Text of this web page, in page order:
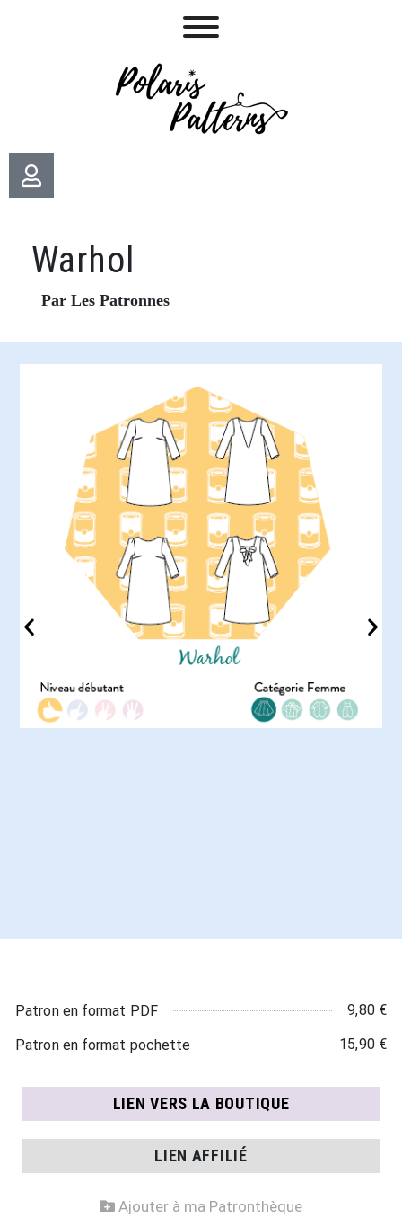
Warhol
Par Les Patronnes
Patron en format PDF 9,80 €
Patron en format pochette 15,90 €
LIEN VERS LA BOUTIQUE
LIEN AFFILIÉ
Ajouter à ma Patronthèque